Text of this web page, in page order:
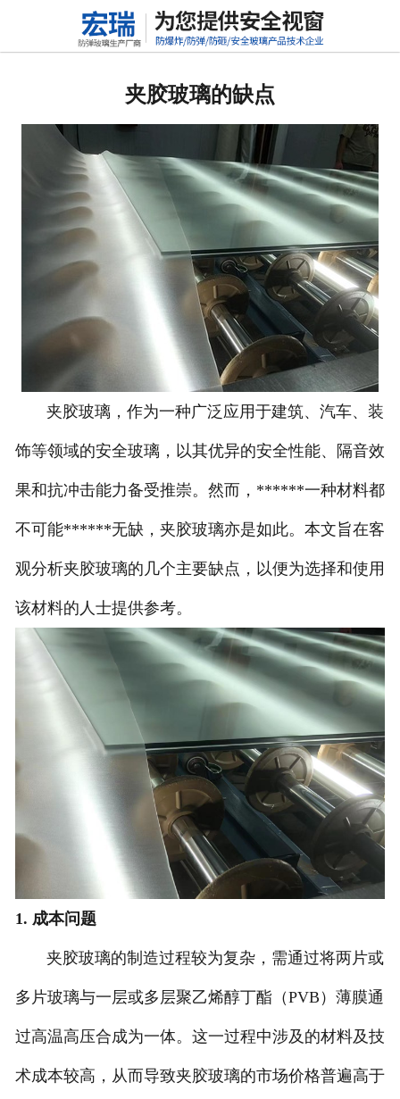
网站首页
新闻动态
行业标准
联系我们
高铝硅玻璃
夹胶玻璃的缺点
夹胶玻璃，作为一种广泛应用于建筑、汽车、装
饰等领域的安全玻璃，以其优异的安全性能、隔音效
果和抗冲击能力备受推崇。然而，******一种材料都
不可能******无缺，夹胶玻璃亦是如此。本文旨在客
观分析夹胶玻璃的几个主要缺点，以便为选择和使用
该材料的人士提供参考。
1. 成本问题
夹胶玻璃的制造过程较为复杂，需通过将两片或
多片玻璃与一层或多层聚乙烯醇丁酯（PVB）薄膜通
过高温高压合成为一体。这一过程中涉及的材料及技
术成本较高，从而导致夹胶玻璃的市场价格普遍高于